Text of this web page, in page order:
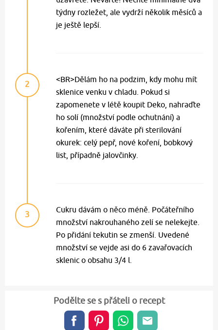
týdny rozležet, ale vydrží několik měsíců a
je ještě lepší.
2
<BR>Dělám ho na podzim, kdy mohu mít
sklenice venku v chladu. Pokud si
zapomenete v létě koupit Deko, nahraďte
ho solí (množství podle ochutnání) a
kořením, které dáváte při sterilování
okurek: celý pepř, nové koření, bobkový
list, případně jalovčinky.
3
Cukru dávám o něco méně. Počáteřního
množství nakrouhaného zelí se nelekejte.
Po přidání tekutin se zmenší. Uvedené
množství se vejde asi do 6 zavařovacích
sklenic o obsahu 3/4 l.
Podělte se s přáteli o recept